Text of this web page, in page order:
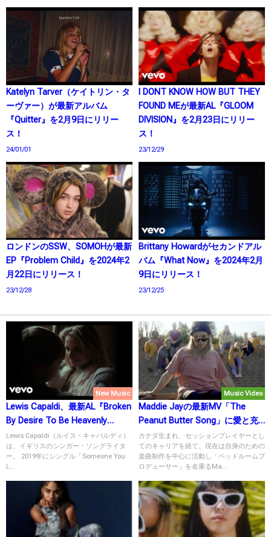
Katelyn Tarver（ケイトリン・タ
ーヴァー）が最新アルバム
『Quitter』を2月9日にリリー
ス！
24/01/01
I DONT KNOW HOW BUT THEY
FOUND MEが最新AL『GLOOM
DIVISION』を2月23日にリリー
ス！
23/12/29
ロンドンのSSW、SOMOHが最新
EP『Problem Child』を2024年2
月22日にリリース！
23/12/28
Brittany Howardがセカンドアル
バム『What Now』を2024年2月
9日にリリース！
23/12/25
New Music
Lewis Capaldi、最新AL『Broken
By Desire To Be Heavenly
Sent』を5月19日にリリース！
Lewis Capaldi（ルイス・キャパルディ）
は、イギリスのシンガー・ソングライタ
ー。 2019年にシングル「Someone You
L...
Music Video
Maddie Jayの最新MV「The
Peanut Butter Song」に愛と充
実した時間の大切さを見る。
カナダ生まれ、セッションプレイヤーとし
てのキャリアを経て、現在は自身のための
楽曲制作を中心に活動し「ベッドルームプ
ロデューサー」を名乗るMa...